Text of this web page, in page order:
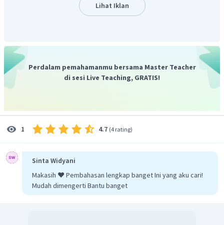
Jarak suatu titik Q paling dekat ke titik P
Jadi, jarak suatu titik Q paling dekat ke titik P apabila
fase kedua titik tersebut berlawanan adalah 100 cm.
Lihat Iklan
Perdalam pemahamanmu bersama Master Teacher
di sesi Live Teaching, GRATIS!
1 4.7 (4 rating)
Sinta Widyani
Makasih ❤️ Pembahasan lengkap banget Ini yang aku cari!
Mudah dimengerti Bantu banget